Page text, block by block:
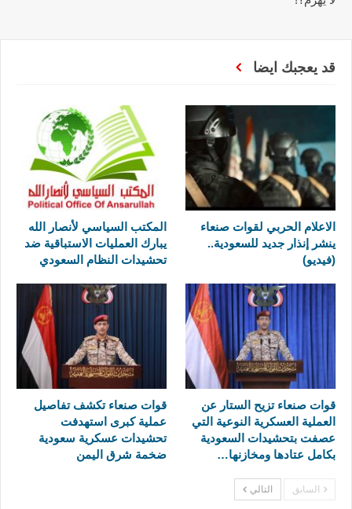
قد يعجبك ايضا
الاعلام الحربي لقوات صنعاء
ينشر إنذار جديد للسعودية..
(فيديو)
المكتب السياسي لأنصار الله
يبارك العمليات الاستباقية ضد
تحشيدات النظام السعودي
قوات صنعاء تزيح الستار عن
العملية العسكرية النوعية التي
عصفت بتحشيدات السعودية
بكامل عتادها ومخازنها…
قوات صنعاء تكشف تفاصيل
عملية كبرى استهدفت
تحشيدات عسكرية سعودية
ضخمة شرق اليمن
السابق التالي